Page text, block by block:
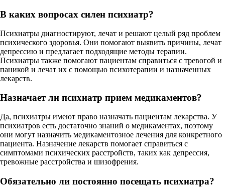
В каких вопросах силен психиатр?
Психиатры диагностируют, лечат и решают целый ряд проблем
психического здоровья. Они помогают выявить причины, лечат
депрессию и предлагает подходящие методы терапии.
Психиатры также помогают пациентам справиться с тревогой и
паникой и лечат их с помощью психотерапии и назначенных
лекарств.
Назначает ли психиатр прием медикаментов?
Да, психиатры имеют право назначать пациентам лекарства. У
психиатров есть достаточно знаний о медикаментах, поэтому
они могут назначить медикаментозное лечения для конкретного
пациента. Назначение лекарств помогает справиться с
симптомами психических расстройств, таких как депрессия,
тревожные расстройства и шизофрения.
Обязательно ли постоянно посещать психиатра?